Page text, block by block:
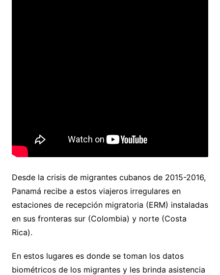
Desde la crisis de migrantes cubanos de 2015-2016,
Panamá recibe a estos viajeros irregulares en
estaciones de recepción migratoria (ERM) instaladas
en sus fronteras sur (Colombia) y norte (Costa
Rica).
En estos lugares es donde se toman los datos
biométricos de los migrantes y les brinda asistencia